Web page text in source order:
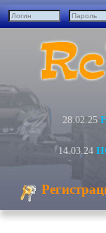
28.02.25
14.03.24